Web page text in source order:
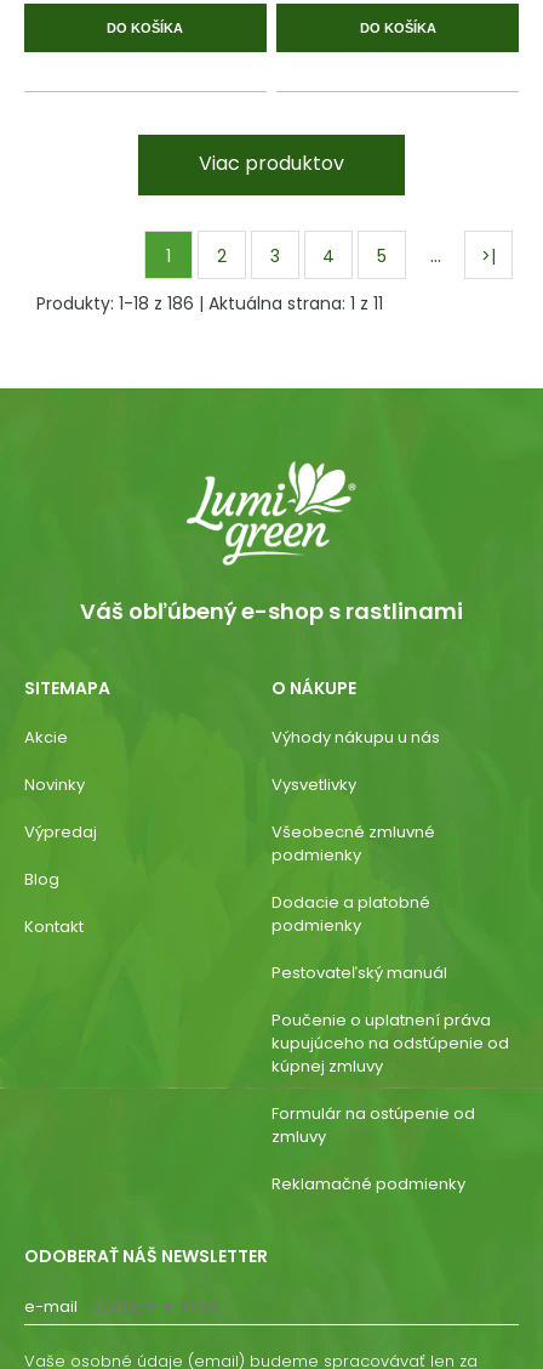
DO KOŠÍKA DO KOŠÍKA
Viac produktov
1 2 3 4 5 …
>|
Produkty: 1-18 z 186 | Aktuálna strana: 1 z 11
Váš obľúbený e-shop s rastlinami
SITEMAPA
Akcie
Novinky
Výpredaj
Blog
Kontakt
O NÁKUPE
Výhody nákupu u nás
Vysvetlivky
Všeobecné zmluvné
podmienky
Dodacie a platobné
podmienky
Pestovateľský manuál
Poučenie o uplatnení práva
kupujúceho na odstúpenie od
kúpnej zmluvy
Formulár na ostúpenie od
zmluvy
Reklamačné podmienky
ODOBERAŤ NÁŠ NEWSLETTER
e-mail
Vaše osobné údaje (email) budeme spracovávať len za